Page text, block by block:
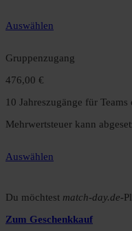
Auswählen
Gruppenzugang
476,00 €
10 Jahreszugänge für
Mehrwertsteuer kann
Auswählen
Du möchtest match-day.de-
Zum Geschenkkauf